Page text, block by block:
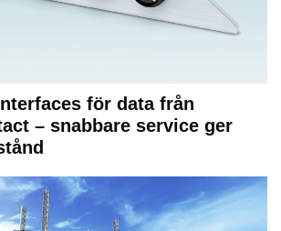
för data från
– snabbare service ger